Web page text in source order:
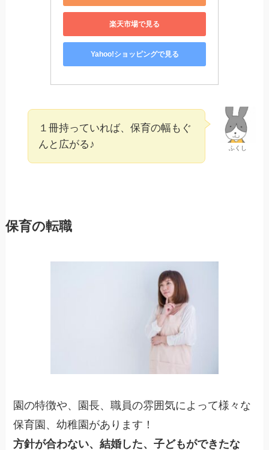
楽天市場で見る
Yahoo!ショッピングで見る
ふくし
１冊持っていれば、保育の幅もぐ
んと広がる♪
保育の転職
園の特徴や、園長、職員の雰囲気によって様々な
保育園、幼稚園があります！
方針が合わない、結婚した、子どもができたな